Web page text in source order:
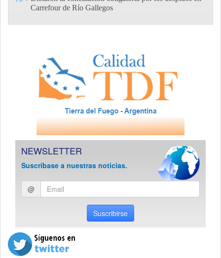
Carrefour de Río Gallegos
NEWSLETTER
Suscríbase a nuestras noticias.
Ingresar
email
@
Suscribirse